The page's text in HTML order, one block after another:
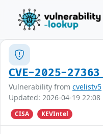
CVE-2025-27363
Vulnerability from cvelistv5
Updated: 2026-04-19 22:08
CISA KEVIntel